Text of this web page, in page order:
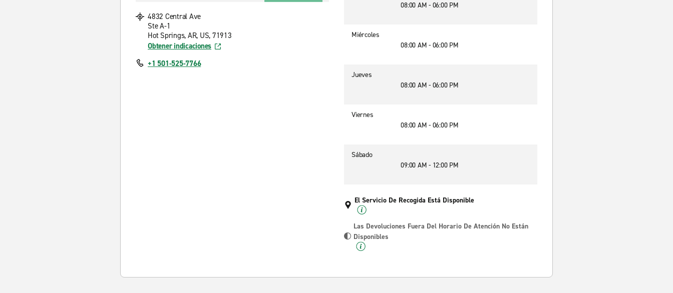
4832 Central Ave
Ste A-1
Hot Springs, AR, US, 71913
Obtener indicaciones
+1 501-525-7766
08:00 AM - 06:00 PM
Miércoles
08:00 AM - 06:00 PM
Jueves
08:00 AM - 06:00 PM
Viernes
08:00 AM - 06:00 PM
Sábado
09:00 AM - 12:00 PM
El Servicio De Recogida Está Disponible
Las Devoluciones Fuera Del Horario De Atención No Están
Disponibles